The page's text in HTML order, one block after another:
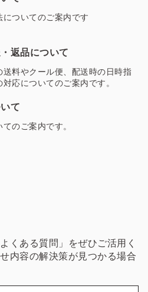
についてのご案内です
返品について
送料やクール便、配送時の日時指
応についてのご案内です。
て
のご案内です。
くある質問」をぜひご活用く
内容の解決策が見つかる場合